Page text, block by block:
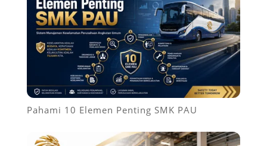
Pahami 10 Elemen Penting SMK PAU